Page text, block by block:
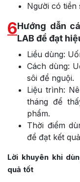
Người có tiền
6Hướng dẫn
LAB để đạt
Liều dùng:
Cách dùng:
sôi để nguội.
Liệu trình:
tháng để
phẩm.
Thời điểm
để đạt kết
Lời khuyên khi
quả tốt